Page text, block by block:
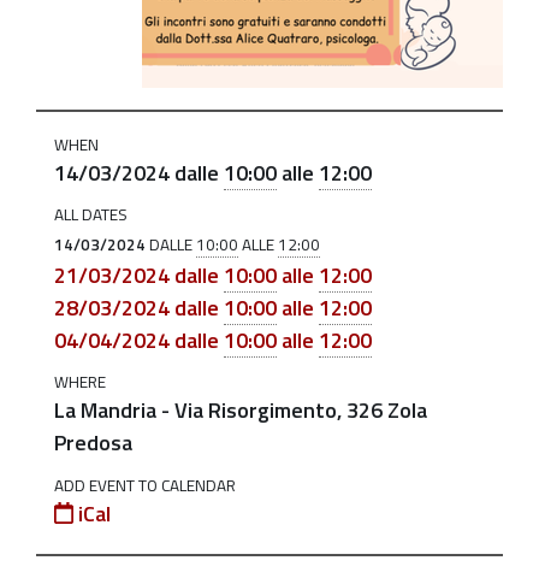
crescere"
2024-
03-
14T10:00:00+01:00
2024-
03-
14T12:00:00+01:00
Rivolte
alle
neo
mamme
e
WHEN
14/03/2024dalle 10:00alle 12:00
ALL DATES
14/03/2024 DALLE 10:00 ALLE 12:00
21/03/2024dalle 10:00alle 12:00
28/03/2024dalle 10:00alle 12:00
04/04/2024dalle 10:00alle 12:00
WHERE
La Mandria - Via Risorgimento, 326 Zola
Predosa
ADD EVENT TO CALENDAR
iCal